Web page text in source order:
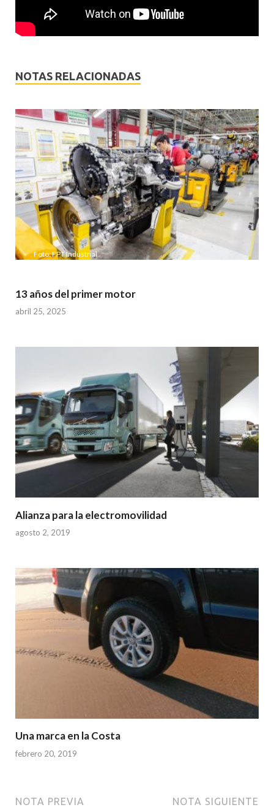
NOTAS RELACIONADAS
Foto: FPT Industrial
13 años del primer motor
abril 25, 2025
Alianza para la electromovilidad
agosto 2, 2019
Una marca en la Costa
febrero 20, 2019
NOTA PREVIA NOTA SIGUIENTE